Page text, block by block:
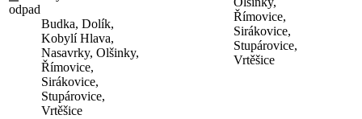
odpad
Budka, Dolík,
Kobylí Hlava,
Nasavrky, Olšinky,
Římovice,
Sirákovice,
Stupárovice,
Vrtěšice
Římovice,
Sirákovice,
Stupárovice,
Vrtěšice